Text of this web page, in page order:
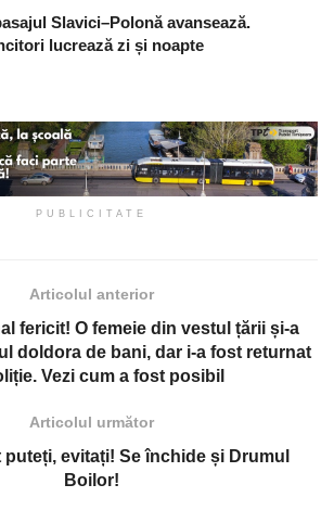
Slavici–Polonă avansează.
lucrează zi și noapte
PUBLICITATE
Articolul anterior
fericit! O femeie din vestul țării și-a
doldora de bani, dar i-a fost returnat
Vezi cum a fost posibil
Articolul următor
puteți, evitați! Se închide și Drumul
Boilor!